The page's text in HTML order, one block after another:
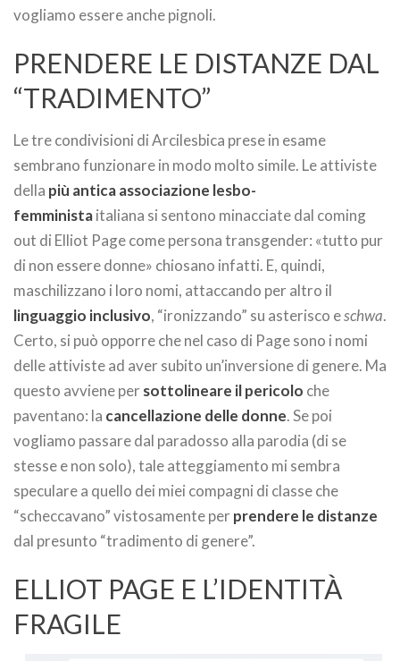
vogliamo essere anche pignoli.
PRENDERE LE DISTANZE DAL
“TRADIMENTO”
Le tre condivisioni di Arcilesbica prese in esame
sembrano funzionare in modo molto simile. Le attiviste
della più antica associazione lesbo-
femministaitaliana si sentono minacciate dal coming
out di Elliot Page come persona transgender: «tutto pur
di non essere donne» chiosano infatti. E, quindi,
maschilizzano i loro nomi, attaccando per altro il
linguaggio inclusivo, “ironizzando” su asterisco eschwa.
Certo, si può opporre che nel caso di Page sono i nomi
delle attiviste ad aver subito un’inversione di genere. Ma
questo avviene persottolineare il pericolo che
paventano: la cancellazione delle donne. Se poi
vogliamo passare dal paradosso alla parodia (di se
stesse e non solo), tale atteggiamento mi sembra
speculare a quello dei miei compagni di classe che
“scheccavano” vistosamente perprendere le distanze
dal presunto “tradimento di genere”.
ELLIOT PAGE E L’IDENTITÀ
FRAGILE